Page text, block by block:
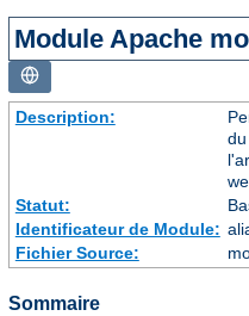
Module Apache
Description:
Statut:
Identificateur de Module:
Fichier Source:
Sommaire